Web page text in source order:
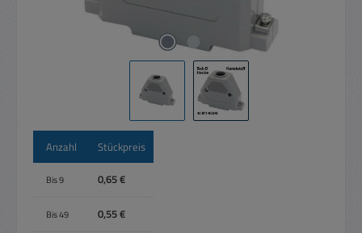
Anzahl Stückpreis
Bis9 0,65 €
Bis49 0,55 €